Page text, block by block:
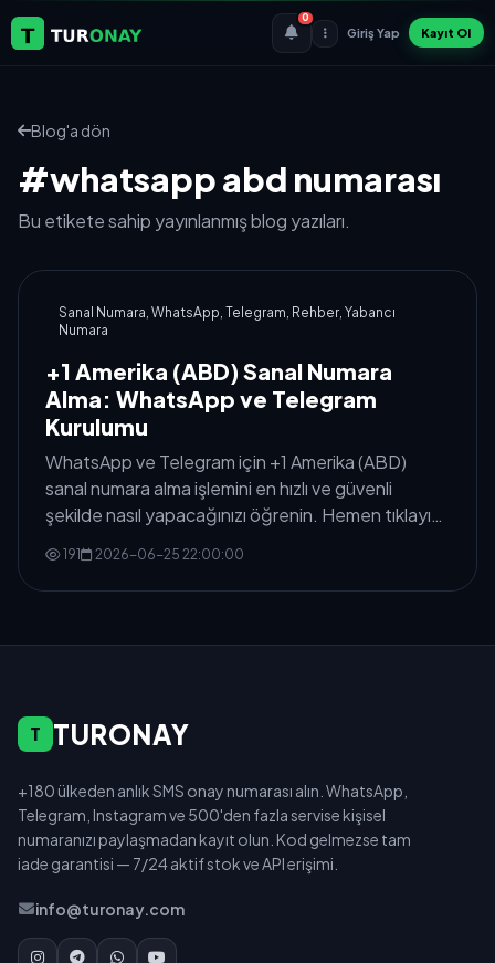
0
Giriş Yap Kayıt Ol
Blog'a dön
#whatsapp abd numarası
Bu etikete sahip yayınlanmış blog yazıları.
Sanal Numara, WhatsApp, Telegram, Rehber, Yabancı
Numara
+1 Amerika (ABD) Sanal Numara
Alma: WhatsApp ve Telegram
Kurulumu
WhatsApp ve Telegram için +1 Amerika (ABD)
sanal numara alma işlemini en hızlı ve güvenli
şekilde nasıl yapacağınızı öğrenin. Hemen tıklayın
191 2026-06-25 22:00:00
T TURONAY
+180 ülkeden anlık SMS onay numarası alın. WhatsApp,
Telegram, Instagram ve 500'den fazla servise kişisel
numaranızı paylaşmadan kayıt olun. Kod gelmezse tam
iade garantisi — 7/24 aktif stok ve API erişimi.
info@turonay.com